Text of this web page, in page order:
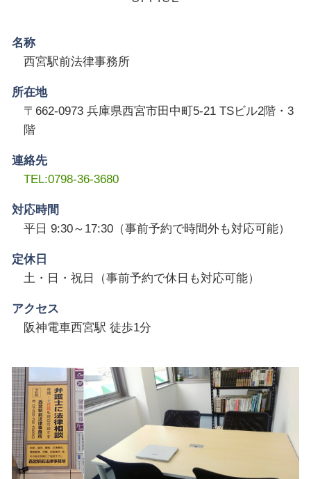
名称
西宮駅前法律事務所
所在地
〒662-0973 兵庫県西宮市田中町5-21 TSビル2階・3
階
連絡先
TEL:0798-36-3680
対応時間
平日 9:30～17:30（事前予約で時間外も対応可能）
定休日
土・日・祝日（事前予約で休日も対応可能）
アクセス
阪神電車西宮駅 徒歩1分